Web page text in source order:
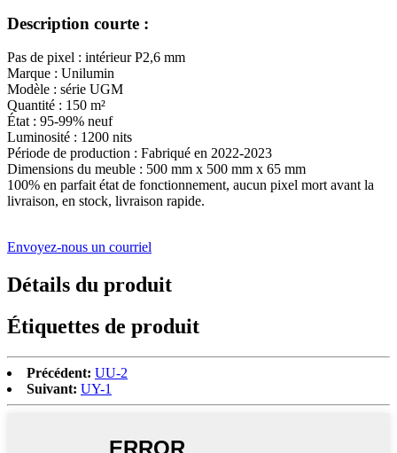
Description courte :
Pas de pixel : intérieur P2,6 mm
Marque : Unilumin
Modèle : série UGM
Quantité : 150 m²
État : 95-99% neuf
Luminosité : 1200 nits
Période de production : Fabriqué en 2022-2023
Dimensions du meuble : 500 mm x 500 mm x 65 mm
100% en parfait état de fonctionnement, aucun pixel mort avant la
livraison, en stock, livraison rapide.
Envoyez-nous un courriel
Détails du produit
Étiquettes de produit
Précédent: UU-2
Suivant: UY-1